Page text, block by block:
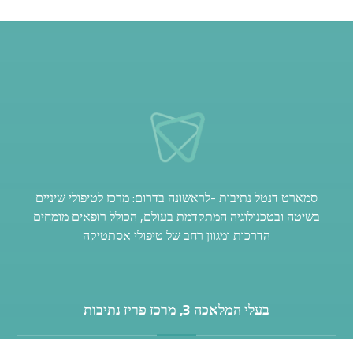
סמארט דנטל נתיבות -לראשונה בדרום: מרכז לטיפולי שיניים
בשיטה ובטכנולוגיה המתקדמת בעולם, הכולל רופאים מומחים
הדרכות ומגוון רחב של טיפולי אסתטיקה
בעלי המלאכה 3, מרכז פריז נתיבות